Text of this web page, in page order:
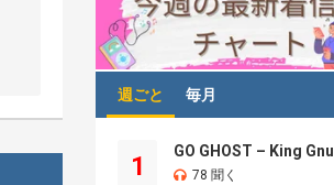
週ごと 毎月
1
GO GHOST – King Gnu
78 聞く